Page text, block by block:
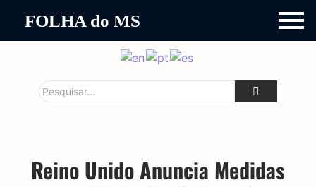
FOLHA do MS
Reino Unido Anuncia Medidas